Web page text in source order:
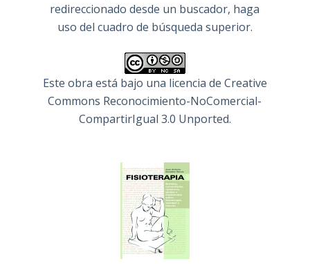
redireccionado desde un buscador, haga
uso del cuadro de búsqueda superior.
Este obra está bajo una licencia de Creative
Commons Reconocimiento-NoComercial-
CompartirIgual 3.0 Unported.